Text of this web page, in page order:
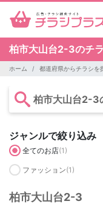
柏市大山台2-3のチ
ホーム 都道府県からチラシを
柏市大山台2-3
ジャンルで絞り込み
全てのお店(1)
ファッション(1)
柏市大山台2-3